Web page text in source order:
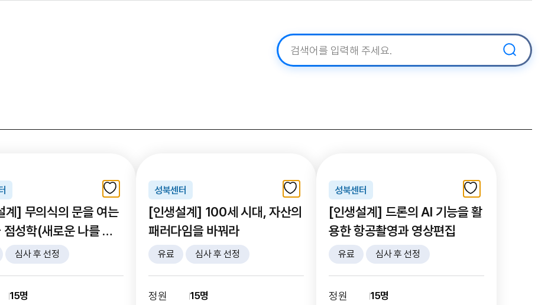
검색어 입력
검
색
계] 무의식의 문을 여는
점성학(새로운 나를 만
기탐색)
심사 후 선정
15명
성북센터
[인생설계] 100세 시대, 자산의
패러다임을 바꿔라
유료 심사 후 선정
정원 15명
성북센터
[인생설계] 드론의 AI 기능을 활
용한 항공촬영과 영상편집
유료 심사 후 선정
정원 15명